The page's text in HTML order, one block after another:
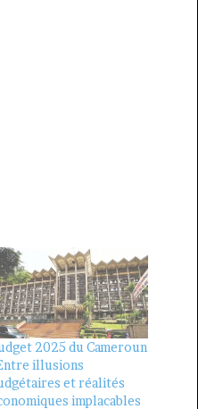
2025 du Cameroun
illusions
et réalités
implacables